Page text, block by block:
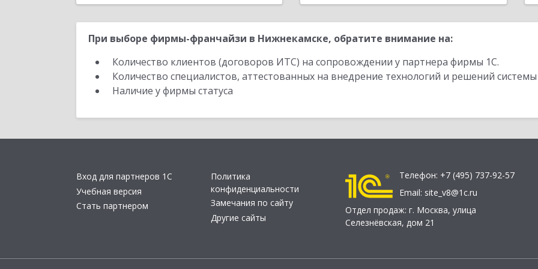
При выборе фирмы-франчайзи в Нижнекамске, обратите внимание на:
Количество клиентов (договоров ИТС) на сопровождении у партнера фирмы 1С.
Количество специалистов, аттестованных на внедрение технологий и решений
Наличие у фирмы статуса
Вход для партнеров 1С
Учебная версия
Стать партнером
Политика
конфиденциальности
Замечания по сайту
Другие сайты
Телефон: +7 (495) 737-92-57
Email: site_v8@1c.ru
Отдел продаж: г. Москва, улица
Селезнёвская, дом 21